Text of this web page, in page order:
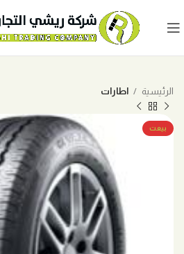
الرئيسية اطارات
بيعت